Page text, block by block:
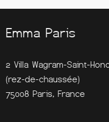
Emma Paris
2 Villa Wagram-Saint-
(rez-de-chaussée)
75008 Paris, France